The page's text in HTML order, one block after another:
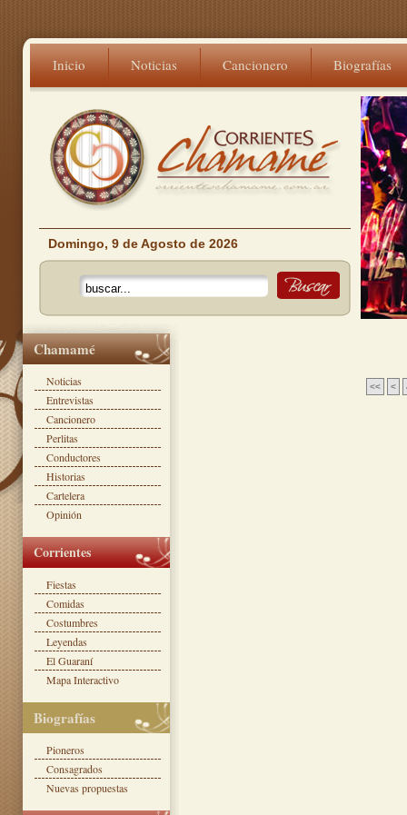
Inicio Noticias Cancionero Biografías
Domingo, 9 de Agosto de 2026
<< <
Chamamé
Noticias
Entrevistas
Cancionero
Perlitas
Conductores
Historias
Cartelera
Opinión
Corrientes
Fiestas
Comidas
Costumbres
Leyendas
El Guaraní
Mapa Interactivo
Biografías
Pioneros
Consagrados
Nuevas propuestas